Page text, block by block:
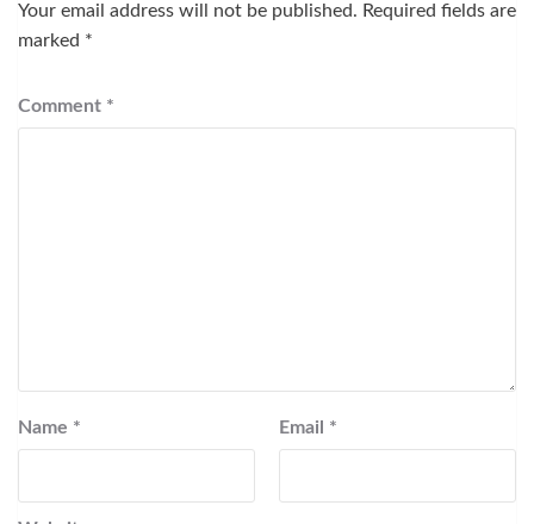
Your email address will not be published. Required fields are
marked *
Comment *
Name * Email *